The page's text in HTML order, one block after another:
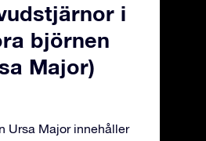
i
björnen
Major)
Ursa Major innehåller